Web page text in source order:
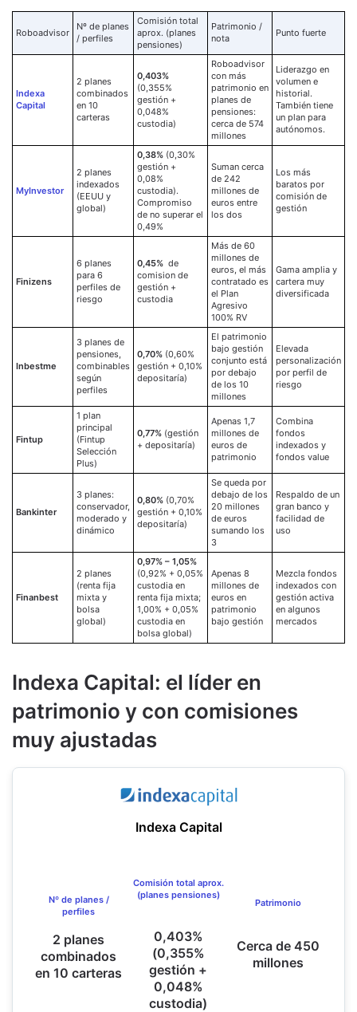
Roboadvisor
Nº de planes
/ perfiles
Comisión total
aprox. (planes
pensiones)
Patrimonio /
nota
Punto fuerte
Indexa
Capital
2 planes
combinados
en 10
carteras
0,403%
(0,355%
gestión +
0,048%
custodia)
Roboadvisor
con más
patrimonio en
planes de
pensiones:
cerca de 574
millones
Liderazgo en
volumen e
historial.
También tiene
un plan para
autónomos.
MyInvestor
2 planes
indexados
(EEUU y
global)
0,38% (0,30%
gestión +
0,08%
custodia).
Compromiso
de no superar el
0,49%
Suman cerca
de 242
millones de
euros entre
los dos
Los más
baratos por
comisión de
gestión
Finizens
6 planes
para 6
perfiles de
riesgo
0,45% de
comision de
gestión +
custodia
Más de 60
millones de
euros, el más
contratado es
el Plan
Agresivo
100% RV
Gama amplia y
cartera muy
diversificada
Inbestme
3 planes de
pensiones,
combinables
según
perfiles
0,70% (0,60%
gestión + 0,10%
depositaría)
El patrimonio
bajo gestión
conjunto está
por debajo
de los 10
millones
Elevada
personalización
por perfil de
riesgo
Fintup
1 plan
principal
(Fintup
Selección
Plus)
0,77% (gestión
+ depositaría)
Apenas 1,7
millones de
euros de
patrimonio
Combina
fondos
indexados y
fondos value
Bankinter
3 planes:
conservador,
moderado y
dinámico
0,80% (0,70%
gestión + 0,10%
depositaría)
Se queda por
debajo de los
20 millones
de euros
sumando los
3
Respaldo de un
gran banco y
facilidad de
uso
Finanbest
2 planes
(renta fija
mixta y
bolsa
global)
0,97% – 1,05%
(0,92% + 0,05%
custodia en
renta fija mixta;
1,00% + 0,05%
custodia en
bolsa global)
Apenas 8
millones de
euros en
patrimonio
bajo gestión
Mezcla fondos
indexados con
gestión activa
en algunos
mercados
Indexa Capital: el líder en
patrimonio y con comisiones
muy ajustadas
Indexa Capital
Nº de planes /
perfiles
2 planes
combinados
en 10 carteras
Comisión total aprox.
(planes pensiones)
0,403%
(0,355%
gestión +
0,048%
custodia)
Patrimonio
Cerca de 450
millones